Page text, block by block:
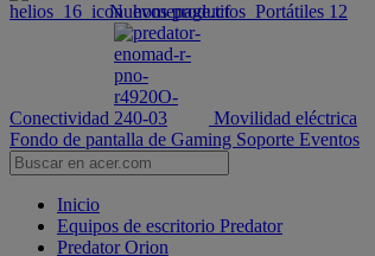
Nuevos productos Portátiles
Conectividad
Movilidad eléctrica
Fondo de pantalla de Gaming Soporte Eventos
Inicio
Equipos de escritorio Predator
Predator Orion